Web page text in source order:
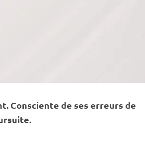
. Consciente de ses erreurs de
.